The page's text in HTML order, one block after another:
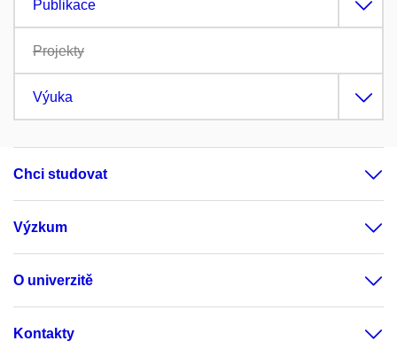
Publikace
Projekty
Výuka
Chci studovat
Výzkum
O univerzitě
Kontakty